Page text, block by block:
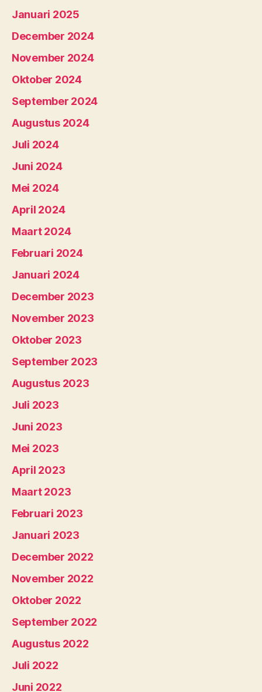
Januari 2025
December 2024
November 2024
Oktober 2024
September 2024
Augustus 2024
Juli 2024
Juni 2024
Mei 2024
April 2024
Maart 2024
Februari 2024
Januari 2024
December 2023
November 2023
Oktober 2023
September 2023
Augustus 2023
Juli 2023
Juni 2023
Mei 2023
April 2023
Maart 2023
Februari 2023
Januari 2023
December 2022
November 2022
Oktober 2022
September 2022
Augustus 2022
Juli 2022
Juni 2022